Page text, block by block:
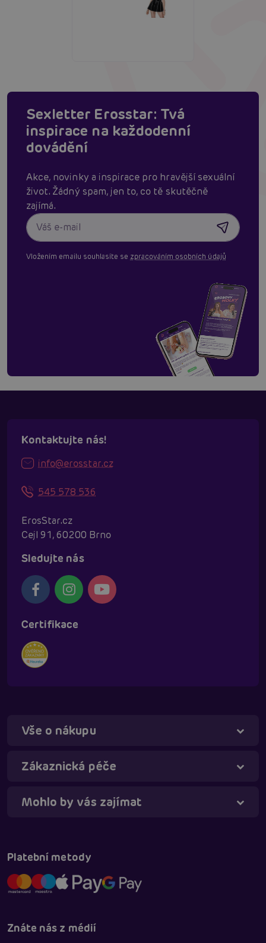
Sexletter Erosstar: Tvá
inspirace na každodenní
dovádění
Akce, novinky a inspirace pro hravější sexuální
život. Žádný spam, jen to, co tě skutěčně
zajímá.
Vložením emailu souhlasíte se zpracováním osobních údajů
Kontaktujte nás!
info@erosstar.cz
545 578 536
ErosStar.cz
Cejl 91, 60200 Brno
Sledujte nás
Certifikace
Vše o nákupu
Zákaznická péče
Mohlo by vás zajímat
Platební metody
Znáte nás z médií
Táňa - virtuální asistentka